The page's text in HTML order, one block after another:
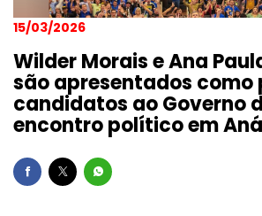
15/03/2026
Wilder Morais e Ana
são apresentados como
candidatos ao Governo
encontro político em